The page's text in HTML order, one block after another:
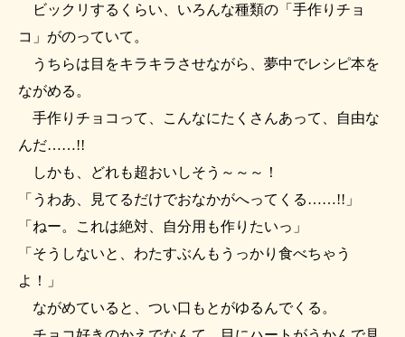
ビックリするくらい、いろんな種類の「手作りチョ
コ」がのっていて。
うちらは目をキラキラさせながら、夢中でレシピ本を
ながめる。
手作りチョコって、こんなにたくさんあって、自由な
んだ……!!
しかも、どれも超おいしそう～～～！
「うわあ、見てるだけでおなかがへってくる……!!」
「ねー。これは絶対、自分用も作りたいっ」
「そうしないと、わたすぶんもうっかり食べちゃう
よ！」
ながめていると、つい口もとがゆるんでくる。